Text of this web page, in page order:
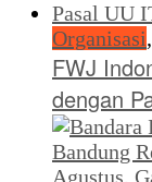
Organisasi,
FWJ
dengan